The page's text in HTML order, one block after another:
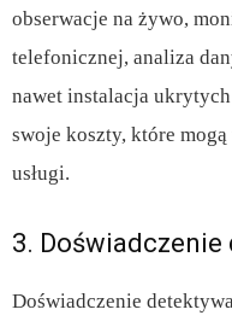
obserwacje na żywo,
telefonicznej, analiza
nawet instalacja
swoje koszty, które mogą
usługi.
3. Doświadczenie
Doświadczenie